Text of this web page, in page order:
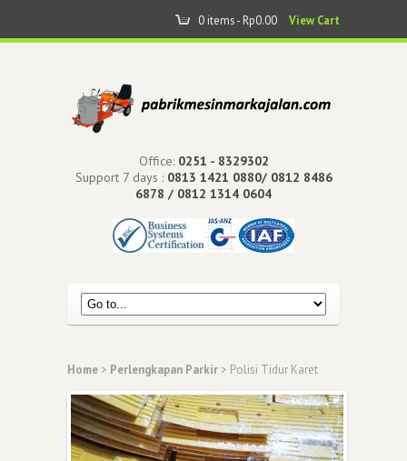
0 items - Rp0.00 View Cart
Office: 0251 - 8329302
Support 7 days : 0813 1421 0880/ 0812 8486
6878 / 0812 1314 0604
Home > Perlengkapan Parkir > Polisi Tidur Karet